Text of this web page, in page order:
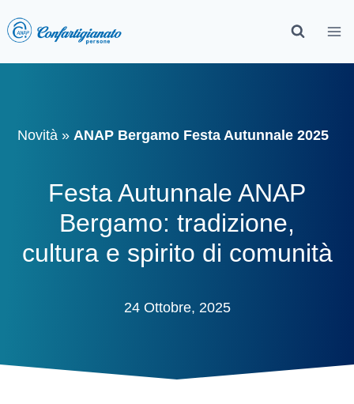
Novità » ANAP Bergamo Festa Autunnale 2025
Festa Autunnale ANAP
Bergamo: tradizione,
cultura e spirito di comunità
24 Ottobre, 2025